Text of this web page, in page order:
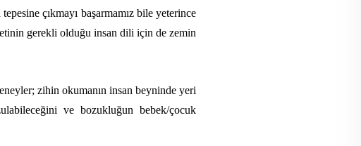
çıkmayı başarmamız bile yeterince
gerekli olduğu insan dili için de zemin
zihin okumanın insan beyninde yeri
ve bozukluğun bebek/çocuk